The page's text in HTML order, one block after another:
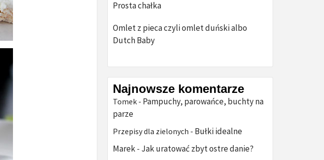
Prosta chałka
Omlet z pieca czyli omlet duński albo
Dutch Baby
Najnowsze komentarze
Tomek - Pampuchy, parowańce, buchty na
parze
Przepisy dla zielonych - Bułki idealne
Marek - Jak uratować zbyt ostre danie?